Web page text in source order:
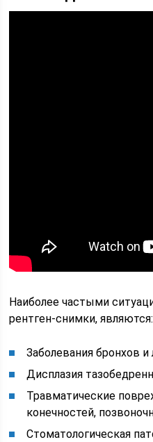
Наиболее частыми
рентген-снимки, являются:
Заболевания бронхов и
Дисплазия
Травматические
конечностей,
Стоматологическая